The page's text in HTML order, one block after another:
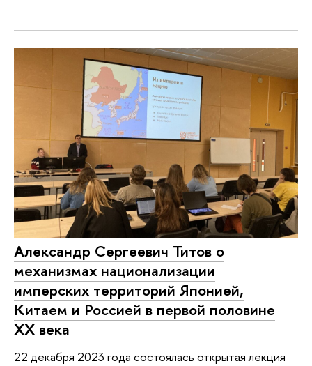
Александр Сергеевич Титов о
механизмах национализации
имперских территорий Японией,
Китаем и Россией в первой половине
XX века
22 декабря 2023 года состоялась открытая лекция